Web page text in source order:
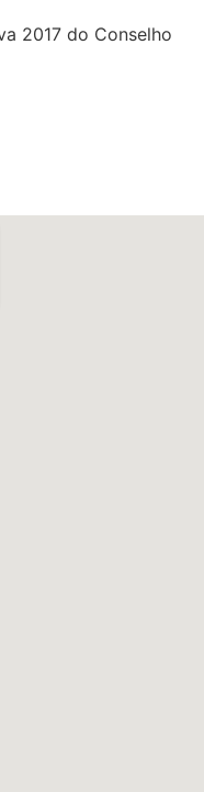
2017 do Conselho